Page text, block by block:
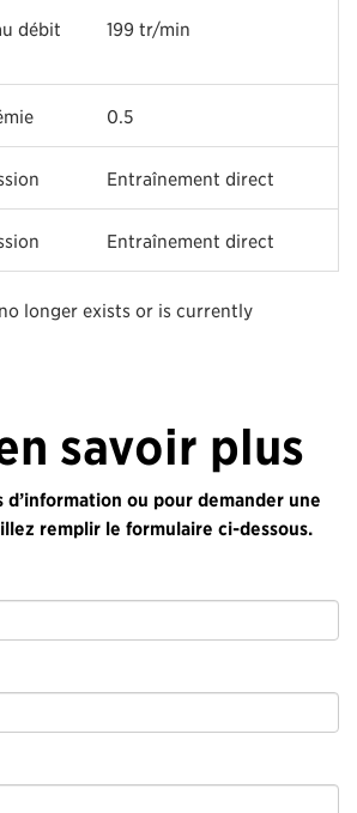
débit
199 tr/min
0.5
Entraînement direct
Entraînement direct
longer exists or is currently
savoir plus
d’information ou pour demander une
remplir le formulaire ci-dessous.